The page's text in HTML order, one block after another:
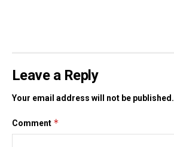
Leave a Reply
Your email address will not be published.
Comment *